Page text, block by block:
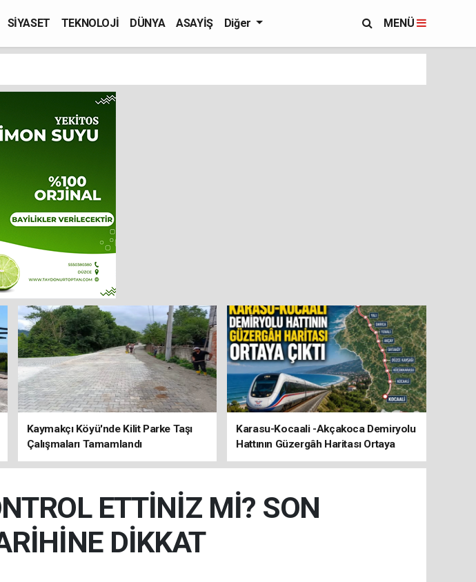
SİYASET TEKNOLOJİ DÜNYA ASAYİŞ Diğer MENÜ
Kaymakçı Köyü'nde Kilit Parke Taşı
Çalışmaları Tamamlandı
Karasu-Kocaali -Akçakoca Demiryolu
Hattının Güzergâh Haritası Ortaya
Çıktı
ETTİNİZ Mİ? SON
DİKKAT